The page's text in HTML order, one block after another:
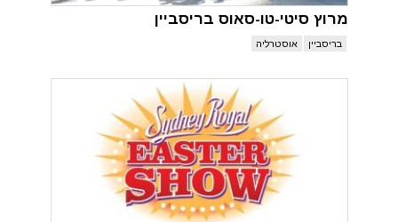
מרוץ סיטי-טו-סאוס בריסביין
בריסביין אוסטרליה